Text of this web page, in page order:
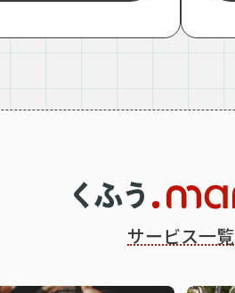
サービス一覧